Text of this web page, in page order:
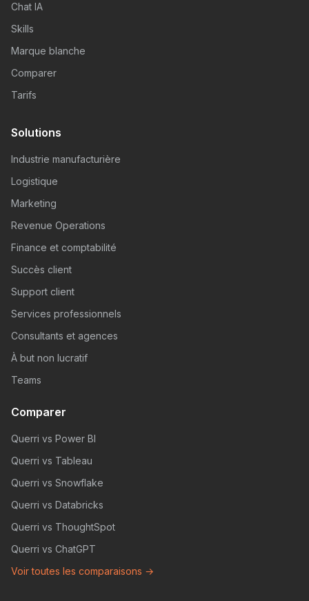
Chat IA
Skills
Marque blanche
Comparer
Tarifs
Solutions
Industrie manufacturière
Logistique
Marketing
Revenue Operations
Finance et comptabilité
Succès client
Support client
Services professionnels
Consultants et agences
À but non lucratif
Teams
Comparer
Querri vs Power BI
Querri vs Tableau
Querri vs Snowflake
Querri vs Databricks
Querri vs ThoughtSpot
Querri vs ChatGPT
Voir toutes les comparaisons →